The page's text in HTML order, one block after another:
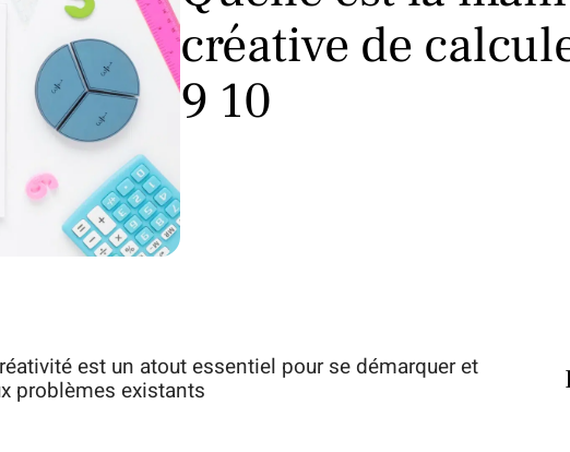
créative de
9 10
est un atout essentiel pour se démarquer et
problèmes existants